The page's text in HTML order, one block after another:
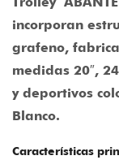
incorporan
grafeno,
medidas 20″,
y deportivos
Blanco.
Características